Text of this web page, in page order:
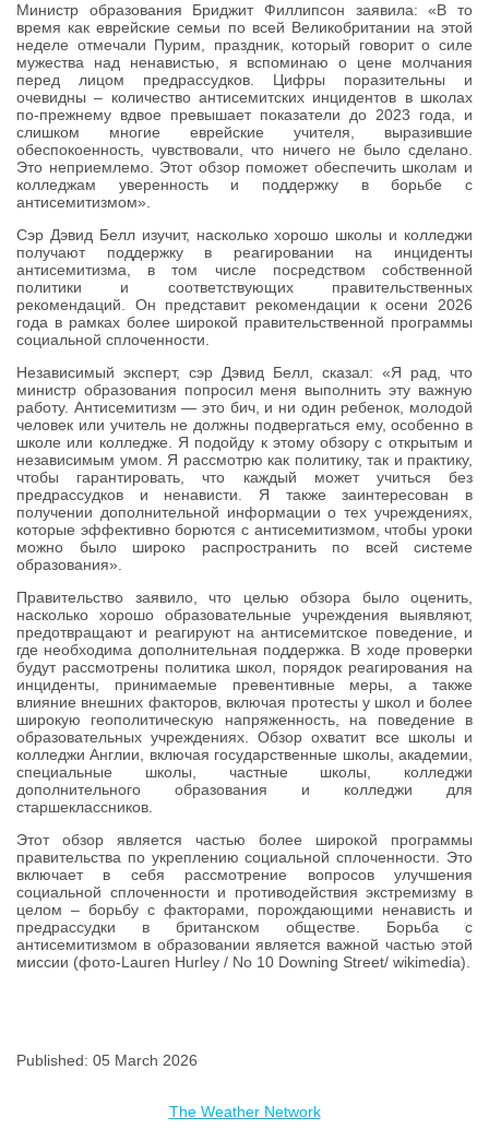
Министр образования Бриджит Филлипсон заявила: «В то
время как еврейские семьи по всей Великобритании на этой
неделе отмечали Пурим, праздник, который говорит о силе
мужества над ненавистью, я вспоминаю о цене молчания
перед лицом предрассудков. Цифры поразительны и
очевидны – количество антисемитских инцидентов в школах
по-прежнему вдвое превышает показатели до 2023 года, и
слишком многие еврейские учителя, выразившие
обеспокоенность, чувствовали, что ничего не было сделано.
Это неприемлемо. Этот обзор поможет обеспечить школам и
колледжам уверенность и поддержку в борьбе с
антисемитизмом».
Сэр Дэвид Белл изучит, насколько хорошо школы и колледжи
получают поддержку в реагировании на инциденты
антисемитизма, в том числе посредством собственной
политики и соответствующих правительственных
рекомендаций. Он представит рекомендации к осени 2026
года в рамках более широкой правительственной программы
социальной сплоченности.
Независимый эксперт, сэр Дэвид Белл, сказал: «Я рад, что
министр образования попросил меня выполнить эту важную
работу. Антисемитизм — это бич, и ни один ребенок, молодой
человек или учитель не должны подвергаться ему, особенно в
школе или колледже. Я подойду к этому обзору с открытым и
независимым умом. Я рассмотрю как политику, так и практику,
чтобы гарантировать, что каждый может учиться без
предрассудков и ненависти. Я также заинтересован в
получении дополнительной информации о тех учреждениях,
которые эффективно борются с антисемитизмом, чтобы уроки
можно было широко распространить по всей системе
образования».
Правительство заявило, что целью обзора было оценить,
насколько хорошо образовательные учреждения выявляют,
предотвращают и реагируют на антисемитское поведение, и
где необходима дополнительная поддержка. В ходе проверки
будут рассмотрены политика школ, порядок реагирования на
инциденты, принимаемые превентивные меры, а также
влияние внешних факторов, включая протесты у школ и более
широкую геополитическую напряженность, на поведение в
образовательных учреждениях. Обзор охватит все школы и
колледжи Англии, включая государственные школы, академии,
специальные школы, частные школы, колледжи
дополнительного образования и колледжи для
старшеклассников.
Этот обзор является частью более широкой программы
правительства по укреплению социальной сплоченности. Это
включает в себя рассмотрение вопросов улучшения
социальной сплоченности и противодействия экстремизму в
целом – борьбу с факторами, порождающими ненависть и
предрассудки в британском обществе. Борьба с
антисемитизмом в образовании является важной частью этой
миссии (фото-Lauren Hurley / No 10 Downing Street/ wikimedia).
Published: 05 March 2026
The Weather Network